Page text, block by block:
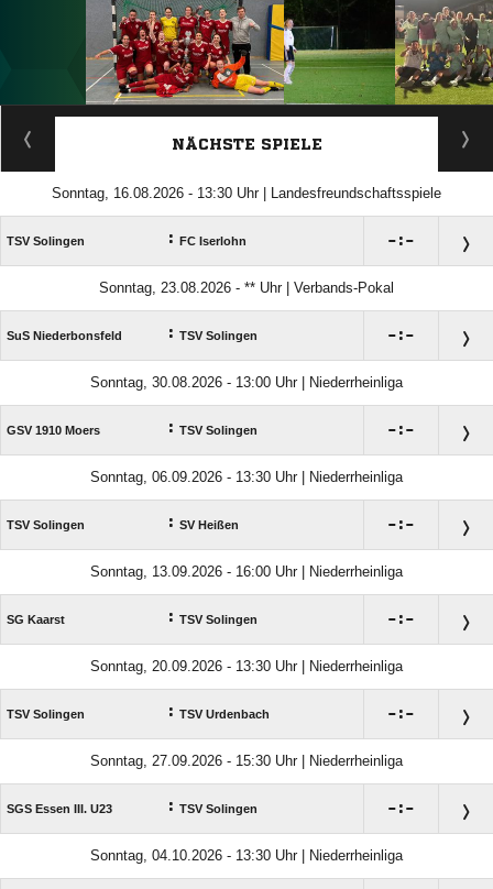
ANZEIGE
NÄCHSTE SPIELE
Sonntag, 16.08.2026 - 13:30 Uhr | Landesfreundschaftsspiele
TSV Solingen : FC Iserlohn :
Sonntag, 23.08.2026 - ** Uhr | Verbands-Pokal
SuS Niederbonsfeld : TSV Solingen :
Sonntag, 30.08.2026 - 13:00 Uhr | Niederrheinliga
GSV 1910 Moers : TSV Solingen :
Sonntag, 06.09.2026 - 13:30 Uhr | Niederrheinliga
TSV Solingen : SV Heißen :
Sonntag, 13.09.2026 - 16:00 Uhr | Niederrheinliga
SG Kaarst : TSV Solingen :
Sonntag, 20.09.2026 - 13:30 Uhr | Niederrheinliga
TSV Solingen : TSV Urdenbach :
Sonntag, 27.09.2026 - 15:30 Uhr | Niederrheinliga
SGS Essen III. U23 : TSV Solingen :
Sonntag, 04.10.2026 - 13:30 Uhr | Niederrheinliga